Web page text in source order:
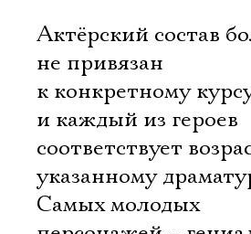
Актёрский состав
не привязан
к конкретному
и каждый из героев
соответствует
указанному
Самых молодых